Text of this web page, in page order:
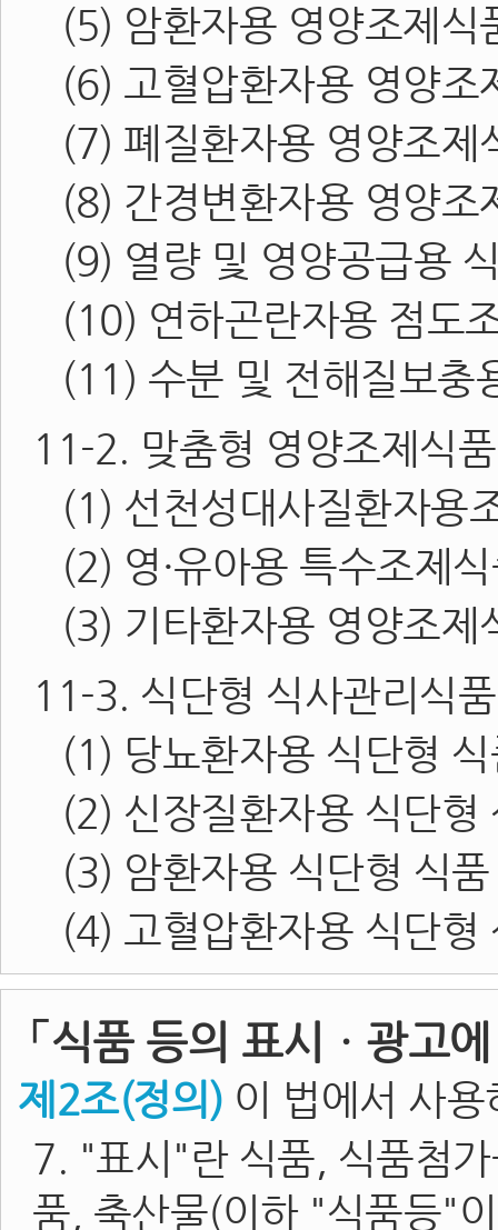
(5) 암환자용 영양조제식
(6) 고혈압환자용 영양조
(7) 폐질환자용 영양조제
(8) 간경변환자용 영양조
(9) 열량 및 영양공급용
(10) 연하곤란자용 점도
(11) 수분 및 전해질보충
11-2. 맞춤형 영양조제식품
(1) 선천성대사질환자용
(2) 영·유아용 특수조제
(3) 기타환자용 영양조제
11-3. 식단형 식사관리식품
(1) 당뇨환자용 식단형
(2) 신장질환자용 식단형
(3) 암환자용 식단형 식품
(4) 고혈압환자용 식단형
「식품 등의 표시ㆍ광고
제2조(정의) 이 법에서 사
7. "표시"란 식품, 식품첨
품, 축산물(이하 "식품등"